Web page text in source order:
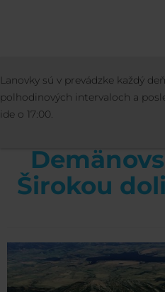
Čeština
AKTIVITY
CHOPOK -
Trasa
Širokou
Lanovky sú v prevádzke každý
polhodinových intervaloch a
ide o 17:00.